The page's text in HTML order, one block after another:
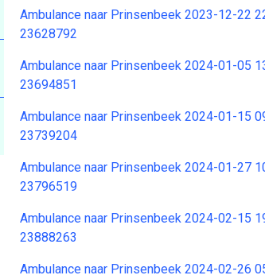
Ambulance naar Prinsenbeek 2023-12-22
23628792
Ambulance naar Prinsenbeek 2024-01-05
23694851
Ambulance naar Prinsenbeek 2024-01-15
23739204
Ambulance naar Prinsenbeek 2024-01-27
23796519
Ambulance naar Prinsenbeek 2024-02-15
23888263
Ambulance naar Prinsenbeek 2024-02-26